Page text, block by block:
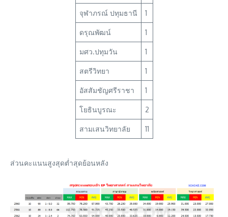
จุฬาภรณ์ ปทุมธานี 1
ดรุณพัฒน์ 1
มศว.ปทุมวัน 1
สตรีวิทยา 1
อัสสัมชัญศรีราชา 1
โยธินบูรณะ 2
สามเสนวิทยาลัย 11
ส่วนคะแนนสูงสุดต่ำสุดย้อนหลัง